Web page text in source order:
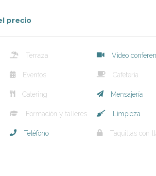
precio
Terraza
Eventos
Catering
Formación y talleres
Teléfono
Video
Cafetería
Mensajería
Limpieza
Taquillas con